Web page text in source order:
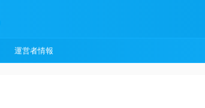
運営者情報